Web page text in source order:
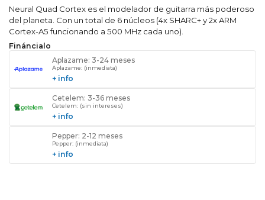
Neural Quad Cortex es el modelador de guitarra más poderoso
del planeta. Con un total de 6 núcleos (4x SHARC+ y 2x ARM
Cortex-A5 funcionando a 500 MHz cada uno).
Fináncialo
Aplazame: 3-24 meses
Aplazame: (inmediata)
+ info
Cetelem: 3-36 meses
Cetelem: (sin intereses)
+ info
Pepper: 2-12 meses
Pepper: (inmediata)
+ info